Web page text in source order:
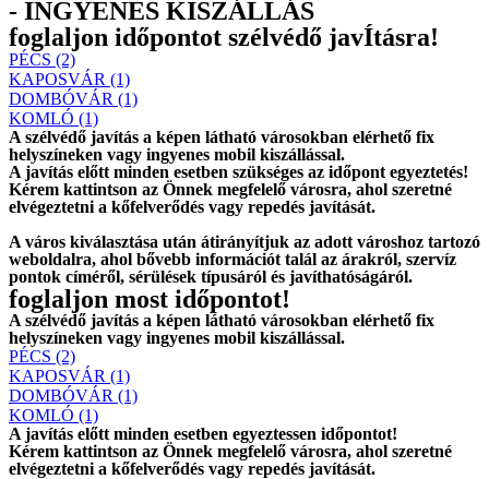
- INGYENES KISZÁLLÁS
foglaljon időpontot szélvédő javÍtásra!
PÉCS (2)
KAPOSVÁR (1)
DOMBÓVÁR (1)
KOMLÓ (1)
A szélvédő javítás a képen látható városokban elérhető fix
helyszíneken vagy ingyenes mobil kiszállással.
A javítás előtt minden esetben szükséges az időpont egyeztetés!
Kérem kattintson az Önnek megfelelő városra, ahol szeretné
elvégeztetni a kőfelverődés vagy repedés javítását.
A város kiválasztása után átirányítjuk az adott városhoz tartozó
weboldalra, ahol bővebb információt talál az árakról, szervíz
pontok címéről, sérülések típusáról és javíthatóságáról.
foglaljon most időpontot!
A szélvédő javítás a képen látható városokban elérhető fix
helyszíneken vagy ingyenes mobil kiszállással.
PÉCS (2)
KAPOSVÁR (1)
DOMBÓVÁR (1)
KOMLÓ (1)
A javítás előtt minden esetben egyeztessen időpontot!
Kérem kattintson az Önnek megfelelő városra, ahol szeretné
elvégeztetni a kőfelverődés vagy repedés javítását.